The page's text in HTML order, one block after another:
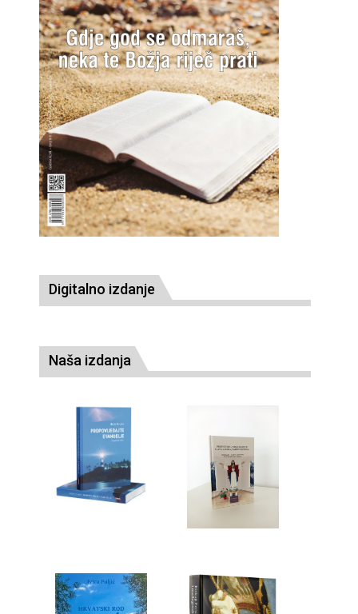
Digitalno izdanje
Naša izdanja